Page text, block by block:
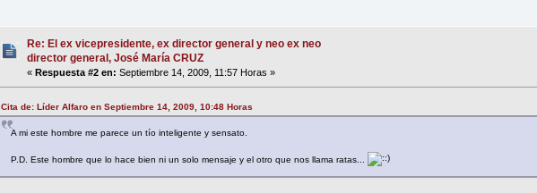
Re: El ex vicepresidente, ex director general y neo ex neo
director general, José María CRUZ
« Respuesta #2 en: Septiembre 14, 2009, 11:57 Horas »
Cita de: Líder Alfaro en Septiembre 14, 2009, 10:48 Horas
A mi este hombre me parece un tío inteligente y sensato.
P.D. Este hombre que lo hace bien ni un solo mensaje y el otro que nos llama ratas...